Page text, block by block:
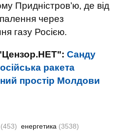
Придністров’ю, де від
через
газу Росією.
Санду
ракета
простір Молдови
(453) енергетика (3538)